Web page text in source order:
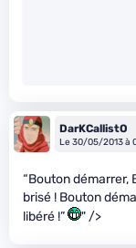
DarKCallistO
Le 30/05/2013 à
“Bouton démarrer,
brisé ! Bouton
libéré !”
" />